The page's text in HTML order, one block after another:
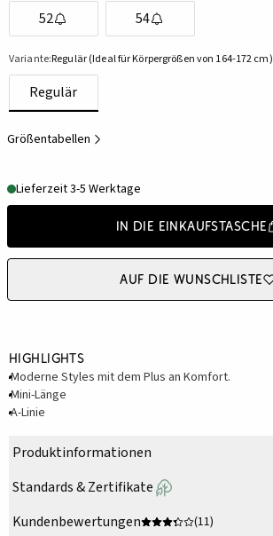
52 54
Variante:Regulär (Ideal für Körpergrößen von 164-172 cm)
Regulär
Größentabellen
Lieferzeit 3-5 Werktage
In die Einkaufstasche
Auf die Wunschliste
Highlights
Moderne Styles mit dem Plus an Komfort.
Mini-Länge
A-Linie
Produktinformationen
Standards & Zertifikate
Kundenbewertungen
(11)